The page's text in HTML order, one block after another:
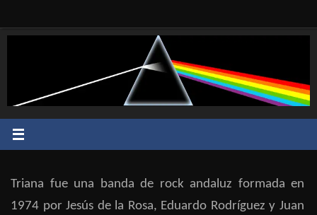
contenido
Triana fue una banda de rock andaluz formada en
1974 por Jesús de la Rosa, Eduardo Rodríguez y Juan